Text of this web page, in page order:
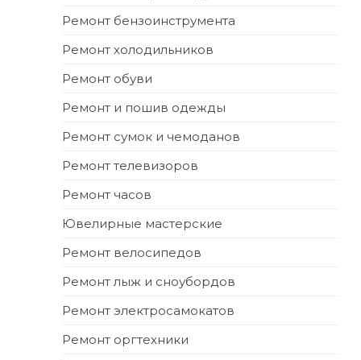
Ремонт бензоинструмента
Ремонт холодильников
Ремонт обуви
Ремонт и пошив одежды
Ремонт сумок и чемоданов
Ремонт телевизоров
Ремонт часов
Ювелирные мастерские
Ремонт велосипедов
Ремонт лыж и сноубордов
Ремонт электросамокатов
Ремонт оргтехники